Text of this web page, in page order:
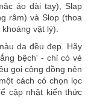
áo dài tay), Slap
râm) và Slop (thoa
vật lý).
da đều đẹp. Hãy
bệch' - chỉ có vẻ
gọi cộng đồng nên
cách có chọn lọc
cập nhật kiến thức